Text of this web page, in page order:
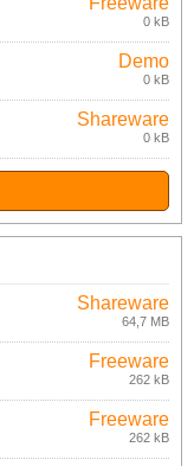
0 kB
Demo
0 kB
Shareware
0 kB
Shareware
64,7 MB
Freeware
262 kB
Freeware
262 kB